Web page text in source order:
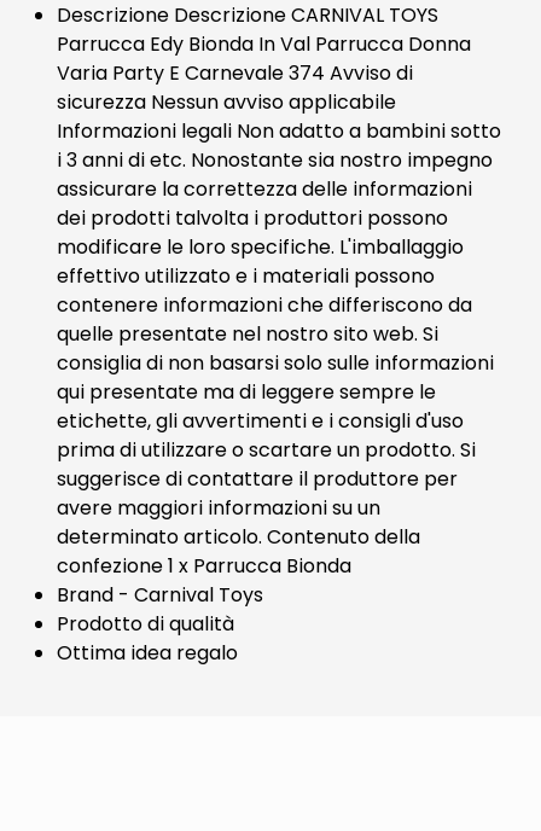
Descrizione Descrizione CARNIVAL TOYS
Parrucca Edy Bionda In Val Parrucca Donna
Varia Party E Carnevale 374 Avviso di
sicurezza Nessun avviso applicabile
Informazioni legali Non adatto a bambini sotto
i 3 anni di etc. Nonostante sia nostro impegno
assicurare la correttezza delle informazioni
dei prodotti talvolta i produttori possono
modificare le loro specifiche. L'imballaggio
effettivo utilizzato e i materiali possono
contenere informazioni che differiscono da
quelle presentate nel nostro sito web. Si
consiglia di non basarsi solo sulle informazioni
qui presentate ma di leggere sempre le
etichette, gli avvertimenti e i consigli d'uso
prima di utilizzare o scartare un prodotto. Si
suggerisce di contattare il produttore per
avere maggiori informazioni su un
determinato articolo. Contenuto della
confezione 1 x Parrucca Bionda
Brand - Carnival Toys
Prodotto di qualità
Ottima idea regalo